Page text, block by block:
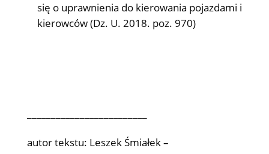
się o uprawnienia do kierowania pojazdami i
kierowców (Dz. U. 2018. poz. 970)
autor tekstu: Leszek Śmiałek –